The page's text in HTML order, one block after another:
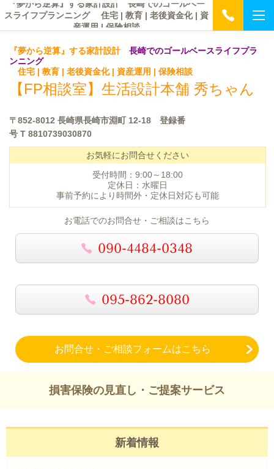
『夢から逆算』する家計設計 長崎でのゴールベー
スライフプランニング 住宅 | 教育 | 老後資金化 | 資
産運用 | 保険相談
『夢から逆算』する家計設計 長崎でのゴールベースライフプラ
ンニング
住宅 | 教育 | 老後資金化 | 資産運用 | 保険相談
【FP相談室】 生活設計本舗 秀ちゃん
〒852-8012 長崎県長崎市淵町 12-18 登録番
号 T 8810739030870
お気軽にお問合せください
受付時間：9:00～18:00
定休日：水曜日
事前予約により時間外・定休日対応も可能
お電話でのお問合せ・ご相談はこちら
090-4484-0348
095-862-8080
お問合せ・ご相談フォームはこちら
損害保険の見直し・ご提案サービス
新着情報